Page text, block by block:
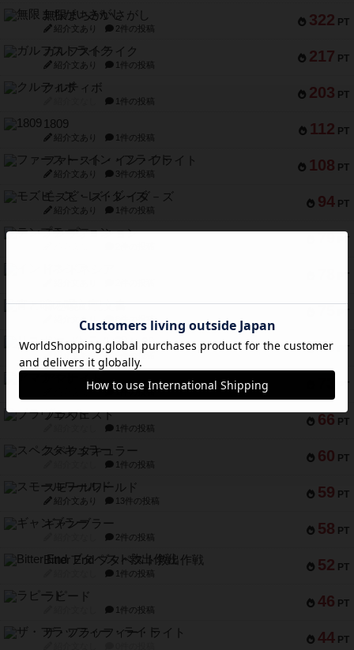
322 PT
無限まちがいさがし
紹介文あり 2件の投稿
217 PT
ガルフストライク
紹介文あり 1件の投稿
203 PT
クルティボ
1件の投稿
112 PT
1809
紹介文あり 1件の投稿
108 PT
ファースト・イン・フライト
紹介文あり 3件の投稿
94 PT
モズビ－ズ・レイダ－ズ
紹介文あり 1件の投稿
PT
テンプテーション
PT
PT
宵と暁の呪文書
紹介文あり 8件の投稿
73 PT
リスボン・トラム 28
紹介文あり 9件の投稿
PT
紹介文なし 1件の投稿
66 PT
ブラヴェスト
1件の投稿
60 PT
スペクタキュラー
1件の投稿
59 PT
スモールワールド
紹介文あり 13件の投稿
58 PT
ギャンブラー
2件の投稿
52 PT
Bitter End ブタペスト救出作戦
1件の投稿
46 PT
ラピード
1件の投稿
44 PT
ザ・フラッフィー・ライト